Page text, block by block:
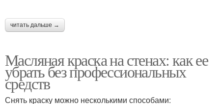
читать дальше →
Масляная краска на стенах: как ее
убрать без профессиональных
средств
Снять краску можно несколькими способами: